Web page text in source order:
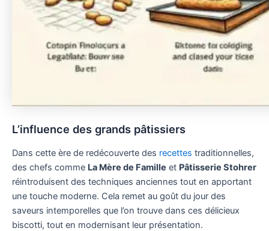
L’influence des grands pâtissiers
Dans cette ère de redécouverte des recettes traditionnelles,
des chefs comme La Mère de Famille et Pâtisserie Stohrer
réintroduisent des techniques anciennes tout en apportant
une touche moderne. Cela remet au goût du jour des
saveurs intemporelles que l’on trouve dans ces délicieux
biscotti, tout en modernisant leur présentation.